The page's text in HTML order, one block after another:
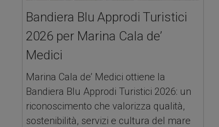
Bandiera Blu Approdi Turistici
2026 per Marina Cala de’
Medici
Marina Cala de’ Medici ottiene la
Bandiera Blu Approdi Turistici 2026: un
riconoscimento che valorizza qualità,
sostenibilità, servizi e cultura del mare